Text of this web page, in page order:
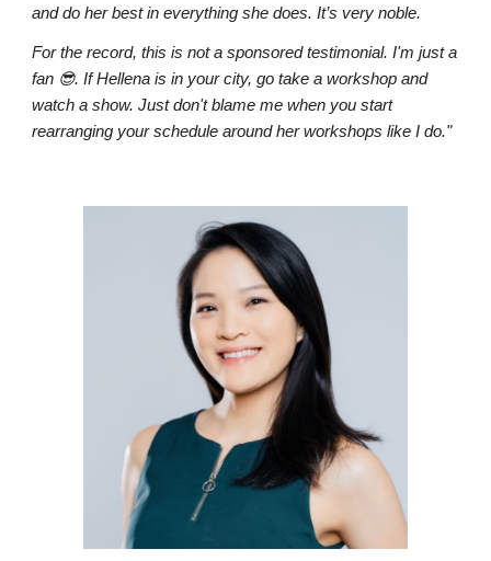
and do her best in everything she does. It’s very noble.
For the record, this is not a sponsored testimonial. I'm just a
fan 😎. If Hellena is in your city, go take a workshop and
watch a show. Just don't blame me when you start
rearranging your schedule around her workshops like I do."